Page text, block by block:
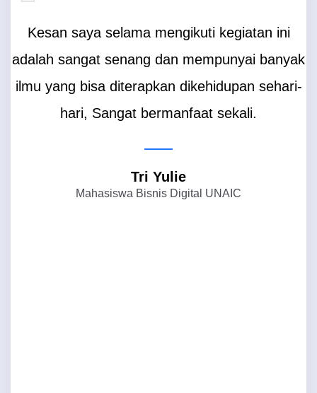
Kesan saya selama mengikuti kegiatan ini
adalah sangat senang dan mempunyai banyak
ilmu yang bisa diterapkan dikehidupan sehari-
hari, Sangat bermanfaat sekali.
Tri Yulie
Mahasiswa Bisnis Digital UNAIC